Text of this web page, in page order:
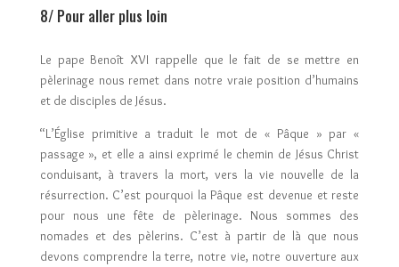
8/ Pour aller plus loin
Le pape Benoît XVI rappelle que le fait de se mettre en
pèlerinage nous remet dans notre vraie position d’humains
et de disciples de Jésus.
“L’Église primitive a traduit le mot de « Pâque » par «
passage », et elle a ainsi exprimé le chemin de Jésus Christ
conduisant, à travers la mort, vers la vie nouvelle de la
résurrection. C’est pourquoi la Pâque est devenue et reste
pour nous une fête de pèlerinage. Nous sommes des
nomades et des pèlerins. C’est à partir de là que nous
devons comprendre la terre, notre vie, notre ouverture aux